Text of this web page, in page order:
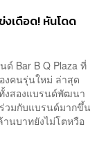
งเดือด! หันโดด
Bar B Q Plaza ที่
งคนรุ่นใหม่ ล่าสุด
งสองแบรนด์พัฒนา
วมกับแบรนด์มากขึ้น
นบาทยังไม่โตหวือ